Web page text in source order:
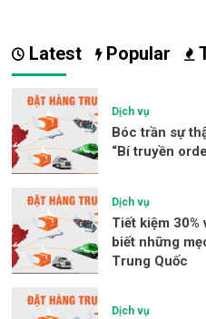
Latest Popular
Dịch vụ
Bóc trần sự
“Bí truyền
Dịch vụ
Tiết kiệm 30%
biết những
Trung Quốc
Dịch vụ